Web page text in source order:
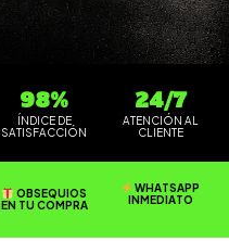
98%
ÍNDICE DE
SATISFACCIÓN
24/7
ATENCIÓN AL
CLIENTE
OBSEQUIOS
EN TU COMPRA
WHATSAPP
INMEDIATO